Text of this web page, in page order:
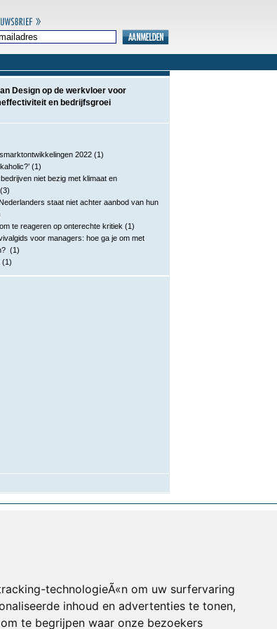
technologieÃ«n om uw surfervaring
inhoud en advertenties te tonen,
te begrijpen waar onze bezoekers
Design op de werkvloer voor
en bedrijfsgroei
2022 (1)
(1)
niet bezig met klimaat en
(3)
staat niet achter aanbod van hun
te reageren op onterechte kritiek (1)
voor managers: hoe ga je om met
(1)
(1)